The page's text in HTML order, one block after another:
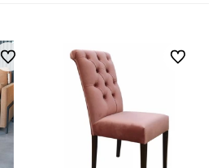
Do ulubionych Do